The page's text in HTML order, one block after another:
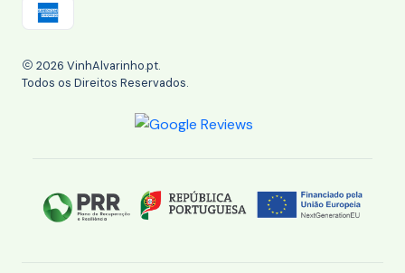
2026 VinhAlvarinho.pt.
Todos os Direitos Reservados.